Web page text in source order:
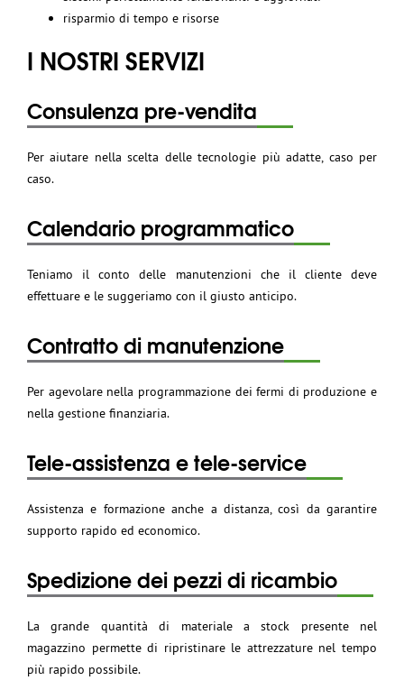
risparmio di tempo e risorse
I NOSTRI SERVIZI
Consulenza pre-vendita
Per aiutare nella scelta delle tecnologie più adatte, caso per
caso.
Calendario programmatico
Teniamo il conto delle manutenzioni che il cliente deve
effettuare e le suggeriamo con il giusto anticipo.
Contratto di manutenzione
Per agevolare nella programmazione dei fermi di produzione e
nella gestione finanziaria.
Tele-assistenza e tele-service
Assistenza e formazione anche a distanza, così da garantire
supporto rapido ed economico.
Spedizione dei pezzi di ricambio
La grande quantità di materiale a stock presente nel
magazzino permette di ripristinare le attrezzature nel tempo
più rapido possibile.